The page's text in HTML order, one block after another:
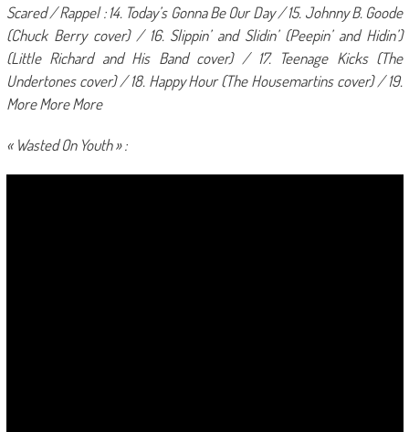
Scared / Rappel : 14. Today’s Gonna Be Our Day / 15. Johnny B. Goode
(Chuck Berry cover) / 16. Slippin’ and Slidin’ (Peepin’ and Hidin’)
(Little Richard and His Band cover) / 17. Teenage Kicks (The
Undertones cover) / 18. Happy Hour (The Housemartins cover) / 19.
More More More
« Wasted On Youth » :